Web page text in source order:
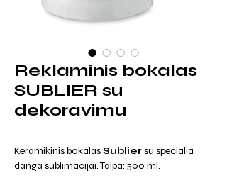
Reklaminis bokalas
SUBLIER su
dekoravimu
Keramikinis bokalasSubliersu specialia
danga sublimacijai. Talpa: 500 ml.